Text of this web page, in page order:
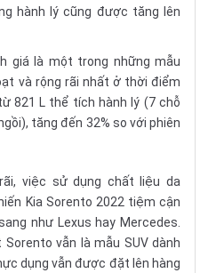
hành lý cũng được tăng lên
giá là một trong những mẫu
và rộng rãi nhất ở thời điểm
821 L thể tích hành lý (7 chỗ
tăng đến 32% so với phiên
việc sử dụng chất liệu da
Kia Sorento 2022 tiệm cận
như Lexus hay Mercedes.
vẫn là mẫu SUV dành
dụng vẫn được đặt lên hàng